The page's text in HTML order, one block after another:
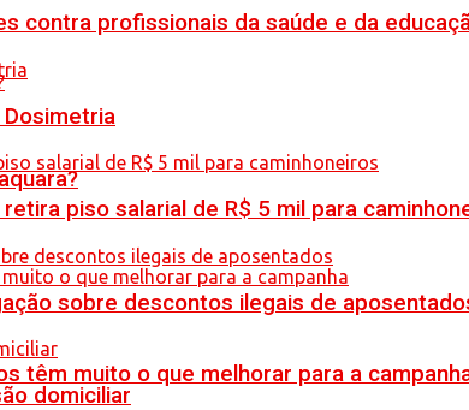
têm muito o que melhorar para a
contra profissionais da saúde e da
piso salarial de R$ 5 mil para
sobre descontos ilegais de
domiciliar